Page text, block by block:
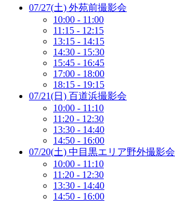
07/27(土) 外苑前撮影会
10:00 - 11:00
11:15 - 12:15
13:15 - 14:15
14:30 - 15:30
15:45 - 16:45
17:00 - 18:00
18:15 - 19:15
07/21(日) 百道浜撮影会
10:00 - 11:10
11:20 - 12:30
13:30 - 14:40
14:50 - 16:00
07/20(土) 中目黒エリア野外撮影会
10:00 - 11:10
11:20 - 12:30
13:30 - 14:40
14:50 - 16:00